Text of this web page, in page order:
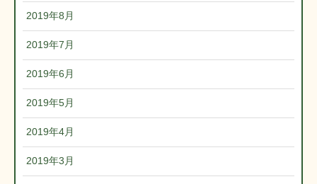
2019年8月
2019年7月
2019年6月
2019年5月
2019年4月
2019年3月